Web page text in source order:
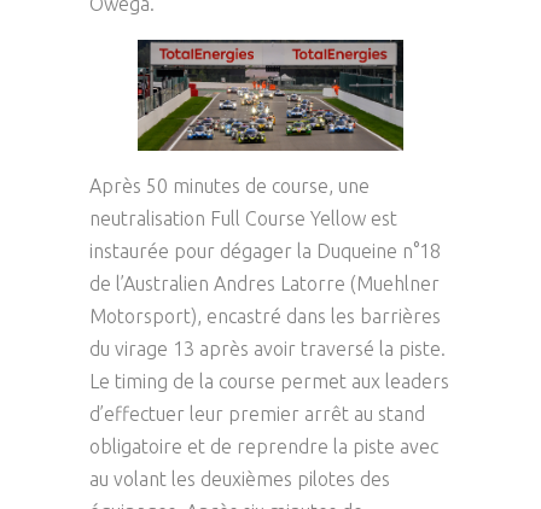
Après 50 minutes de course, une
neutralisation Full Course Yellow est
instaurée pour dégager la Duqueine n°18
de l’Australien Andres Latorre (Muehlner
Motorsport), encastré dans les barrières
du virage 13 après avoir traversé la piste.
Le timing de la course permet aux leaders
d’effectuer leur premier arrêt au stand
obligatoire et de reprendre la piste avec
au volant les deuxièmes pilotes des